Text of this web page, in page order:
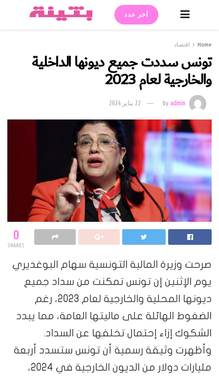
أخر عدد
Home اقتصاد
تونس سددت جميع ديونها الداخلية
والخارجية لعام 2023
byadmin 22 يناير 2024
0
SHARES
صرحت وزيرة المالية التونسية سهام البوغديري
يوم الإثنين إن تونس تمكنت من سداد جميع
ديونها المحلية والخارجية لعام 2023، رغم
الضغوط الهائلة على ماليتها العامة، مما يبدد
الشكوك إزاء إحتمال تخلفها عن السداد.
وأظهرت وثيقة رسمية أن تونس ستسدد أربعة
مليارات دولار من الديون الخارجية في 2024،